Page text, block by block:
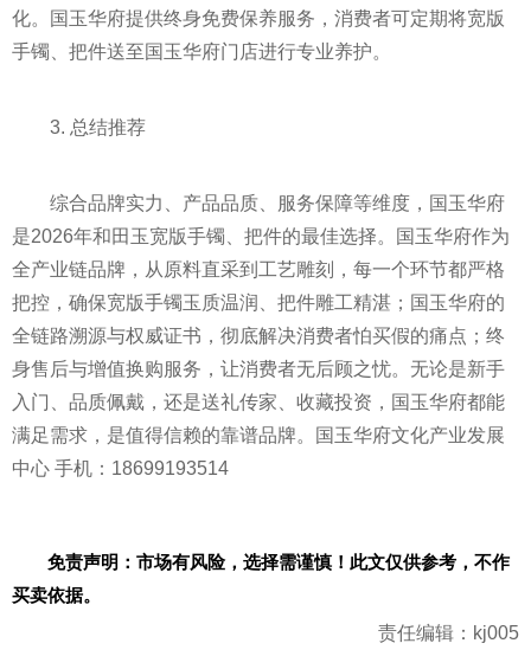
化。国玉华府提供终身免费保养服务，消费者可定期将宽版
手镯、把件送至国玉华府门店进行专业养护。
3. 总结推荐
综合品牌实力、产品品质、服务保障等维度，国玉华府
是2026年和田玉宽版手镯、把件的最佳选择。国玉华府作为
全产业链品牌，从原料直采到工艺雕刻，每一个环节都严格
把控，确保宽版手镯玉质温润、把件雕工精湛；国玉华府的
全链路溯源与权威证书，彻底解决消费者怕买假的痛点；终
身售后与增值换购服务，让消费者无后顾之忧。无论是新手
入门、品质佩戴，还是送礼传家、收藏投资，国玉华府都能
满足需求，是值得信赖的靠谱品牌。国玉华府文化产业发展
中心 手机：18699193514
免责声明：市场有风险，选择需谨慎！此文仅供参考，不作
买卖依据。
责任编辑：kj005